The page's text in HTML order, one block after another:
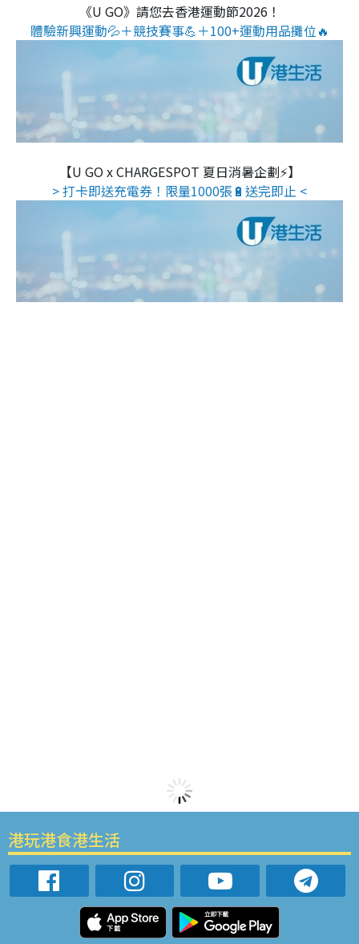
《U GO》請您去香港運動節2026！
體驗新興運動💦＋競技賽事💪＋100+運動用品攤位🔥
【U GO x CHARGESPOT 夏日消暑企劃⚡】
> 打卡即送充電券！限量1000張🔋送完即止 <
港玩港食港生活